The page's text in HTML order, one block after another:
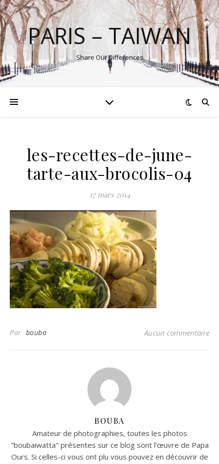
PARIS – TAIWAN
Share Our Differences
les-recettes-de-june-
tarte-aux-brocolis-04
17 mars 2014
Par bouba Aucun commentaire
BOUBA
Amateur de photographies, toutes les photos
"boubaiwatta" présentes sur ce blog sont l’œuvre de Papa
Ours. Si celles-ci vous ont plu vous pouvez en découvrir de